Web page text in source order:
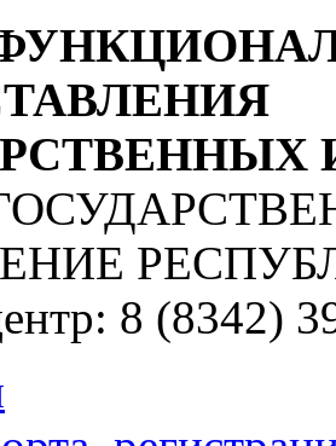
8 (8342)